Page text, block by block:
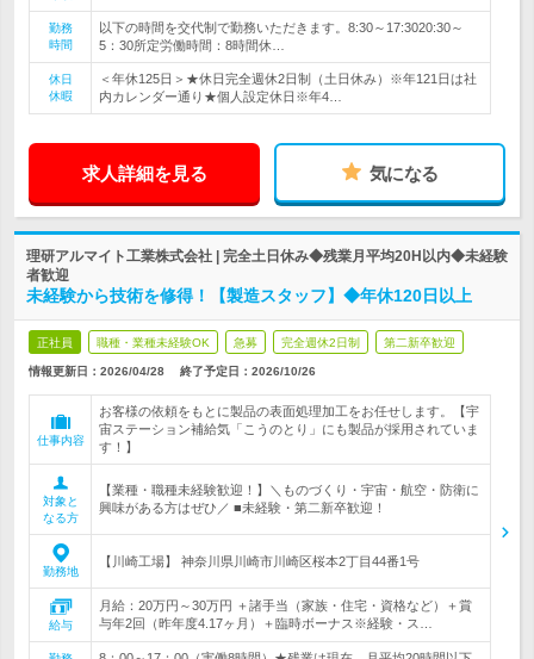
勤務
時間
以下の時間を交代制で勤務いただきます。8:30～17:3020:30～
5：30所定労働時間：8時間休…
休日
休暇
＜年休125日＞★休日完全週休2日制（土日休み）※年121日は社
内カレンダー通り★個人設定休日※年4…
求人詳細を見る 気になる
理研アルマイト工業株式会社 | 完全土日休み◆残業月平均20H以内◆未経験
者歓迎
未経験から技術を修得！【製造スタッフ】◆年休120日以上
正社員 職種・業種未経験OK 急募 完全週休2日制 第二新卒歓迎
情報更新日：2026/04/28 終了予定日： 2026/10/26
仕事内容
お客様の依頼をもとに製品の表面処理加工をお任せします。【宇
宙ステーション補給気「こうのとり」にも製品が採用されていま
す！】
対象と
なる方
【業種・職種未経験歓迎！】＼ものづくり・宇宙・航空・防衛に
興味がある方はぜひ／ ■未経験・第二新卒歓迎！
勤務地
【川崎工場】 神奈川県川崎市川崎区桜本2丁目44番1号
給与
月給：20万円～30万円 ＋諸手当（家族・住宅・資格など）＋賞
与年2回（昨年度4.17ヶ月）＋臨時ボーナス※経験・ス…